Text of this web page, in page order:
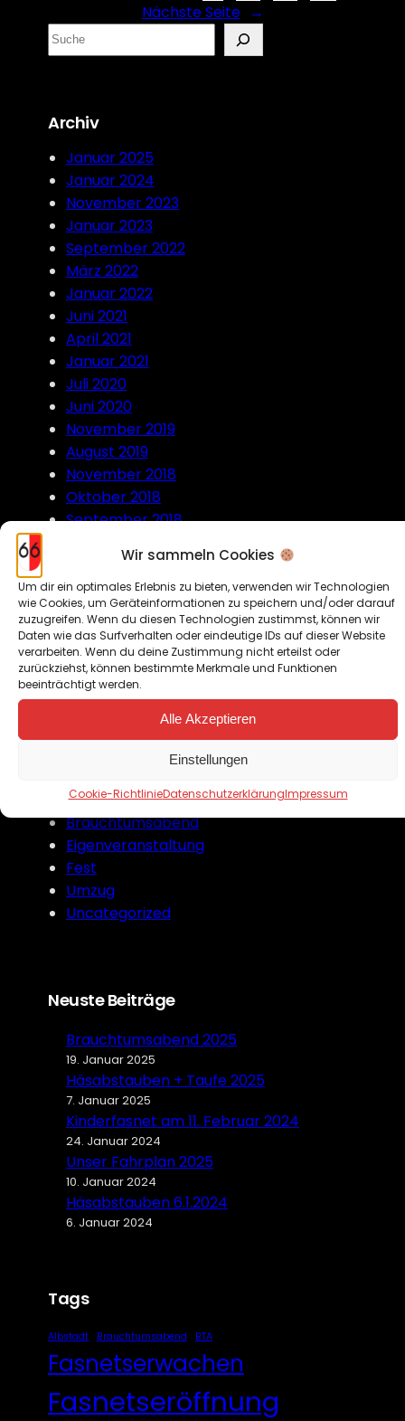
Wir sammeln Cookies
Um dir ein optimales Erlebnis zu bieten, verwenden wir Technologien
wie Cookies, um Geräteinformationen zu speichern und/oder darauf
zuzugreifen. Wenn du diesen Technologien zustimmst, können wir
Daten wie das Surfverhalten oder eindeutige IDs auf dieser Website
verarbeiten. Wenn du deine Zustimmung nicht erteilst oder
zurückziehst, können bestimmte Merkmale und Funktionen
beeinträchtigt werden.
Alle Akzeptieren
Einstellungen
Cookie-RichtlinieDatenschutzerklärungImpressum
Nächste Seite →
S
e
c
Archiv
Januar 2025
Januar 2024
November 2023
Januar 2023
September 2022
März 2022
Januar 2022
Juni 2021
April 2021
Januar 2021
Juli 2020
Juni 2020
November 2019
August 2019
November 2018
Oktober 2018
September 2018
April 2018
Januar 2018
August 2017
August 2016
Bilder
Brauchtumsabend
Eigenveranstaltung
Fest
Umzug
Uncategorized
Neuste Beiträge
Brauchtumsabend 2025
19. Januar 2025
Häsabstauben + Taufe 2025
7. Januar 2025
Kinderfasnet am 11. Februar 2024
24. Januar 2024
Unser Fahrplan 2025
10. Januar 2024
Häsabstauben 6.1.2024
6. Januar 2024
Tags
Albstadt Brauchtumsabend BTA
Fasnetserwachen
Fasnetseröffnung